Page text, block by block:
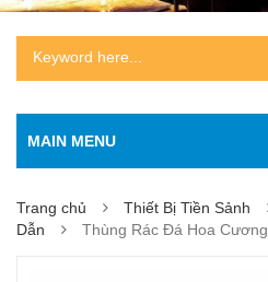
MAIN MENU
Trang chủ Thiết Bị Tiền Sảnh
Dẫn
Thùng Rác Đá Hoa Cương